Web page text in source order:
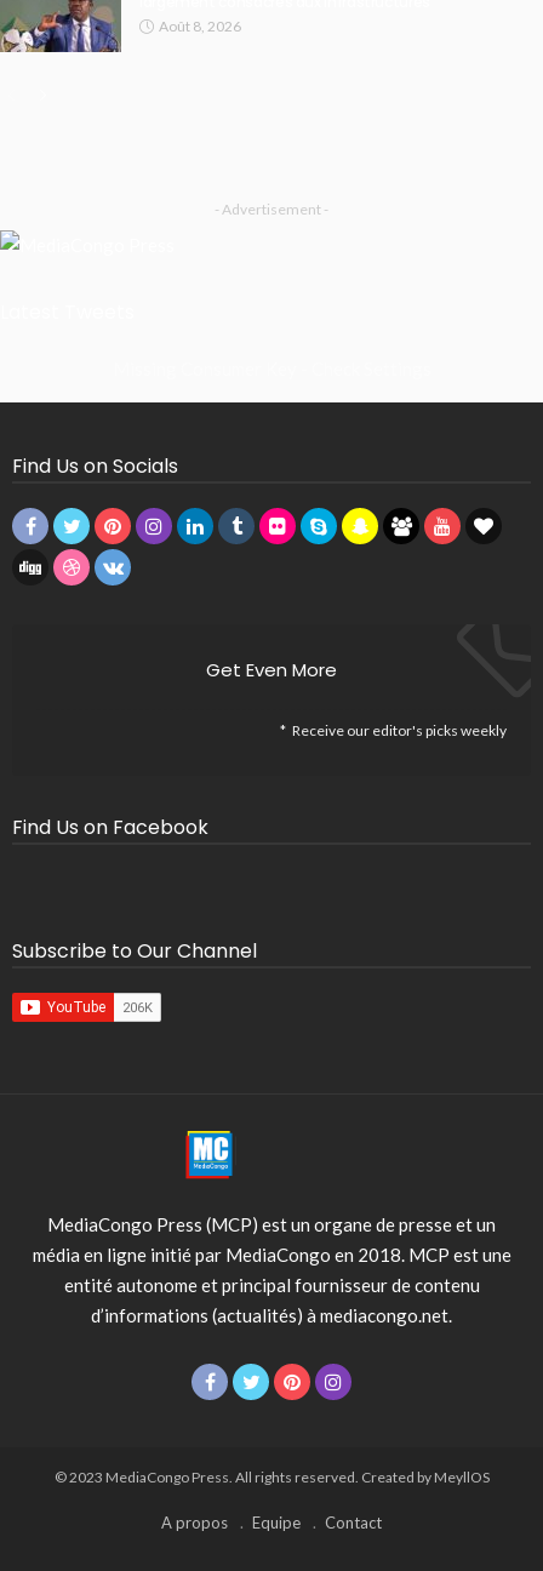
Août 8, 2026
- Advertisement -
Find Us on Socials
Get Even More
Receive our editor's picks weekly
Find Us on Facebook
Subscribe to Our Channel
MediaCongo Press (MCP) est un organe de presse et un
média en ligne initié par MediaCongo en 2018. MCP est une
entité autonome et principal fournisseur de contenu
d’informations (actualités) à mediacongo.net.
© 2023 MediaCongo Press. All rights reserved. Created by MeyllOS
A propos Equipe Contact